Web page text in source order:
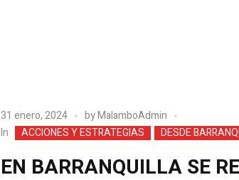
31 enero, 2024 byMalamboAdmin
In
ACCIONES Y ESTRATEGIAS DESDE
EN BARRANQUILLA SE